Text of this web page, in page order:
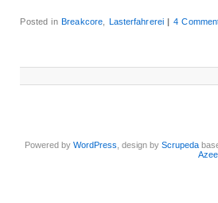
Posted inBreakcore Lasterfahrerei | 4
Powered byWordPress , design byScrupeda